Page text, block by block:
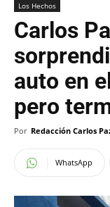
Los Hechos
Carlos
auto en
pero
Por Redacción Carlos
WhatsApp